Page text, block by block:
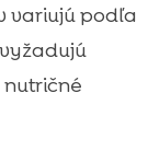
variujú podľa